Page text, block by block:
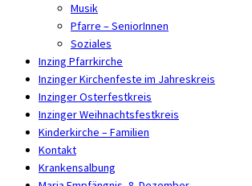
Musik
Pfarre – SeniorInnen
Soziales
Inzing Pfarrkirche
Inzinger Kirchenfeste im Jahreskreis
Inzinger Osterfestkreis
Inzinger Weihnachtsfestkreis
Kinderkirche – Familien
Kontakt
Krankensalbung